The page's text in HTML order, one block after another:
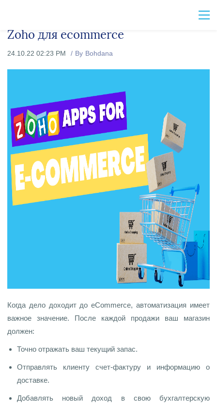
Zoho для ecommerce
24.10.22 02:23 PM By Bohdana
Когда дело доходит до eCommerce, автоматизация имеет
важное значение. После каждой продажи ваш магазин
должен:
Точно отражать ваш текущий запас.
Отправлять клиенту счет-фактуру и информацию о
доставке.
Добавлять новый доход в свою бухгалтерскую